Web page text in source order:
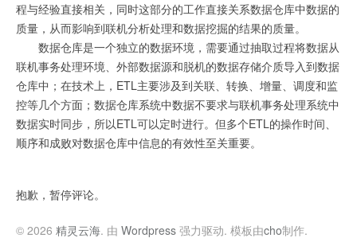
程与经验直接相关，同时这部分的工作直接关系数据仓库中数据的
质量，从而影响到联机分析处理和数据挖掘的结果的质量。
数据仓库是一个独立的数据环境，需要通过抽取过程将数据从
联机事务处理环境、外部数据源和脱机的数据存储介质导入到数据
仓库中；在技术上，ETL主要涉及到关联、转换、增量、调度和监
控等几个方面；数据仓库系统中数据不要求与联机事务处理系统中
数据实时同步，所以ETL可以定时进行。但多个ETL的操作时间、
顺序和成败对数据仓库中信息的有效性至关重要。
抱歉，暂停评论。
© 2026 精灵云海. 由 Wordpress 强力驱动. 模板由cho制作.